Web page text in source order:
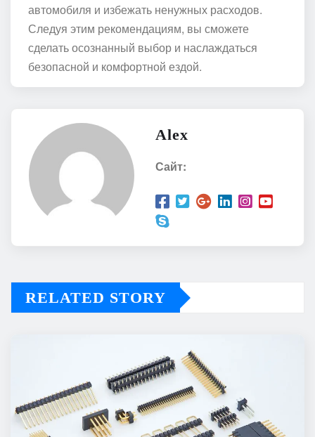
автомобиля и избежать ненужных расходов.
Следуя этим рекомендациям, вы сможете
сделать осознанный выбор и наслаждаться
безопасной и комфортной ездой.
Alex
Сайт:
RELATED STORY